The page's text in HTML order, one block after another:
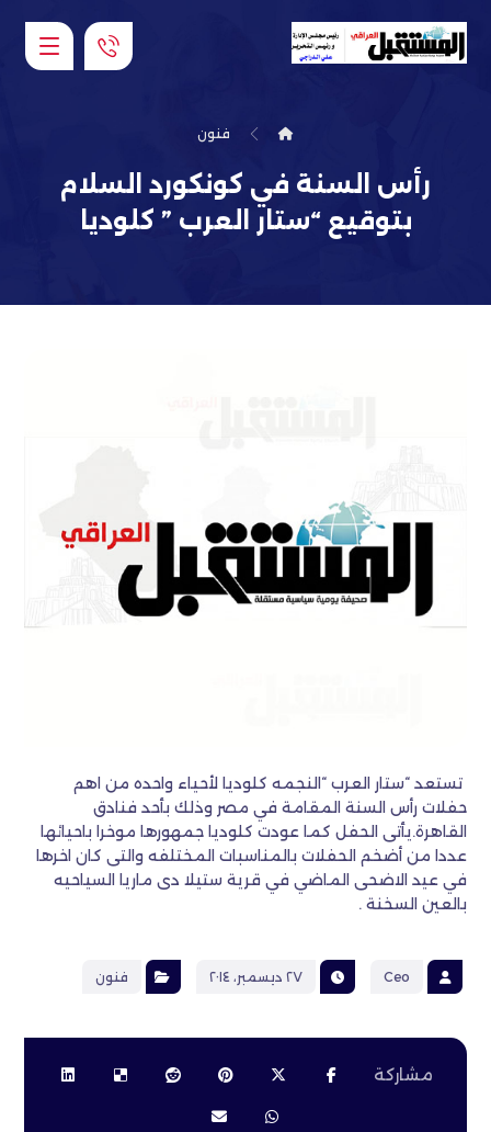
فنون
رأس السنة في كونكورد السلام
بتوقيع “ستار العرب ” كلوديا
تستعد “ستار العرب “النجمه كلوديا لأحياء واحده من اهم
حفلات رأس السنة المقامة في مصر وذلك بأحد فنادق
القاهرة.يأتى الحفل كما عودت كلوديا جمهورها موخرا باحيائها
عددا من أضخم الحفلات بالمناسبات المختلفه والتى كان اخرها
في عيد الاضحى الماضي في قرية ستيلا دى ماريا السياحيه
بالعين السخنة .
Ceo ٢٧ ديسمبر، ٢٠١٤ فنون